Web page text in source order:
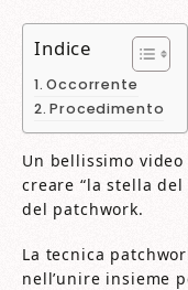
Indice
Occorrente
Procedimento
Un bellissimo
creare “la stella
del patchwork.
La tecnica
nell’unire insieme